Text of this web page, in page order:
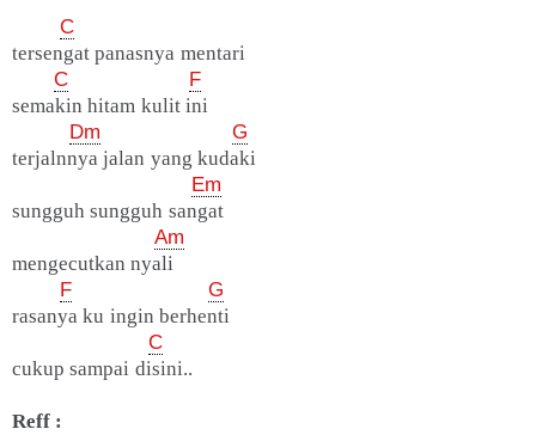
C
tersengat panasnya mentari
C
F
semakin hitam kulit ini
Dm
G
terjalnnya jalan yang kudaki
Em
sungguh sungguh sangat
Am
mengecutkan nyali
F
G
rasanya ku ingin berhenti
C
cukup sampai disini..
Reff :